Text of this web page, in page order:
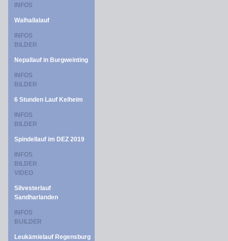
INFOS
Walhallalauf
INFOS
BILDER
Nepallauf in Burgweinting
INFOS
BILDER
6 Stunden Lauf Kelheim
INFOS
BILDER
Spindellauf im DEZ 2019
INFOS
BILDER
VIDEO
Silvesterlauf
Sandharlanden
INFOS
BUILDER
Leukämielauf Regensburg